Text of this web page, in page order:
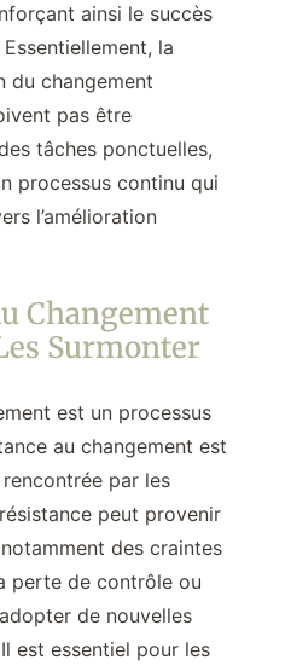
ainsi le succès
la
du changement
pas être
tâches ponctuelles,
processus continu qui
l’amélioration
Changement
Surmonter
est un processus
au changement est
par les
peut provenir
des craintes
perte de contrôle ou
de nouvelles
est essentiel pour les